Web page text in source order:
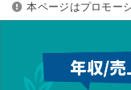
本ページはプロモー